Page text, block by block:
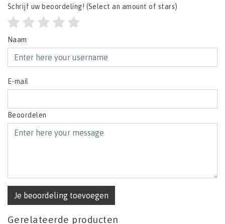
Schrijf uw beoordeling! (Select an amount of stars)
Naam
E-mail
Beoordelen
Je beoordeling toevoegen
Gerelateerde producten